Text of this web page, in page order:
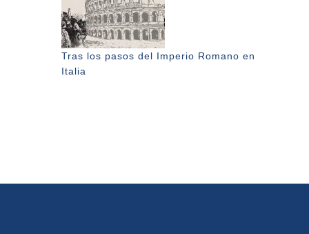
Tras los pasos del Imperio Romano en
Italia